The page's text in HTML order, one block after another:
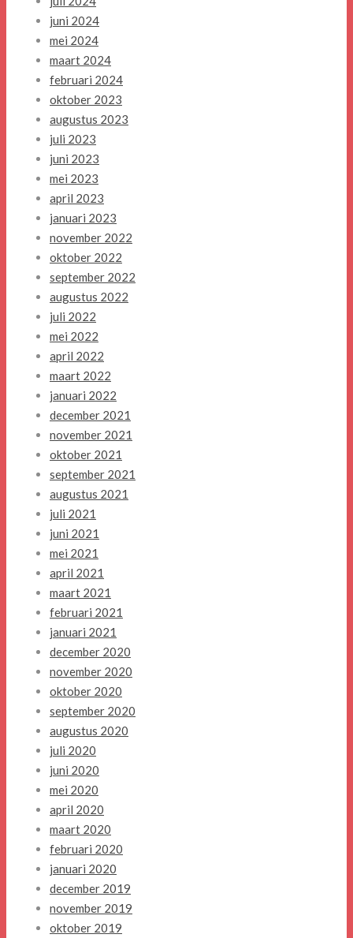
juni 2024
mei 2024
maart 2024
februari 2024
oktober 2023
augustus 2023
juli 2023
juni 2023
mei 2023
april 2023
januari 2023
november 2022
oktober 2022
september 2022
augustus 2022
juli 2022
mei 2022
april 2022
maart 2022
januari 2022
december 2021
november 2021
oktober 2021
september 2021
augustus 2021
juli 2021
juni 2021
mei 2021
april 2021
maart 2021
februari 2021
januari 2021
december 2020
november 2020
oktober 2020
september 2020
augustus 2020
juli 2020
juni 2020
mei 2020
april 2020
maart 2020
februari 2020
januari 2020
december 2019
november 2019
oktober 2019